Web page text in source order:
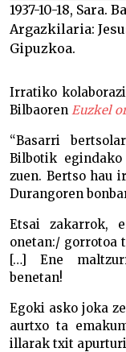
1937-10-18,
Argazkilaria:
Gipuzkoa.
Irratiko
Bilbaoren Euzkel
“Basarri
Bilbotik
zuen. Bertso hau
Durangoren
Etsai zakarrok,
onetan:/ gorrotoa
[…] Ene
benetan!
Egoki asko joka
aurtxo ta
illarak txit